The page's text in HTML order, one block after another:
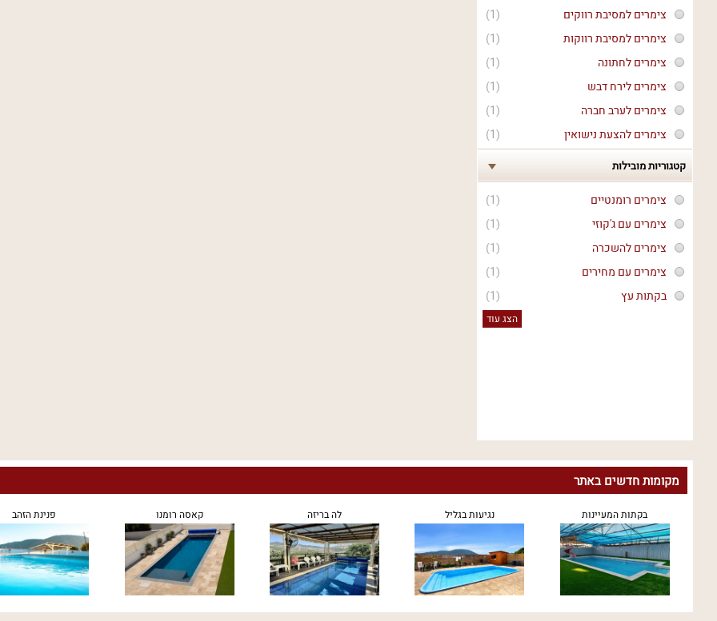
(1)
צימרים למסיבת רווקים
(1)
צימרים למסיבת רווקות
(1)
צימרים לחתונה
(1)
צימרים לירח דבש
(1)
צימרים לערב חברה
(1)
צימרים להצעת נישואין
קטגוריות מובילות
(1)
צימרים רומנטיים
(1)
צימרים עם ג'קוזי
(1)
צימרים להשכרה
(1)
צימרים עם מחירים
(1)
בקתות עץ
הצג עוד
מקומות חדשים באתר
בקתות המעיינות נגיעות בגליל לה בריזה קאסה רומנו פנינת הזהב